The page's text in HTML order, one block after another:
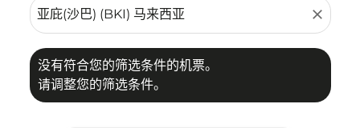
close
没有符合您的筛选条件的机票。
请调整您的筛选条件。